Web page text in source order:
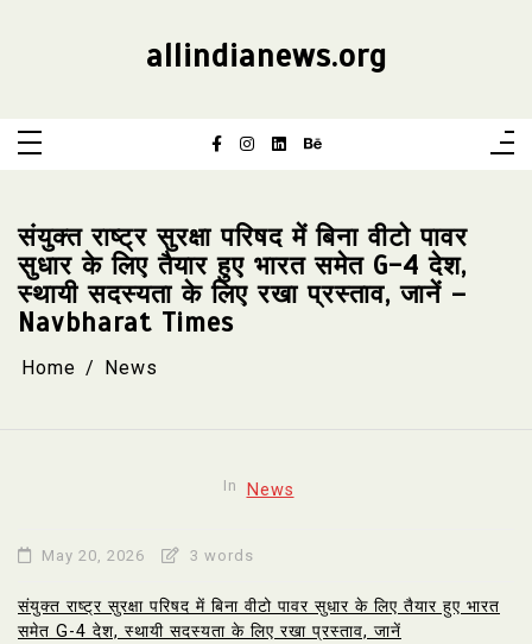
allindianews.org
संयुक्त राष्ट्र सुरक्षा परिषद में बिना वीटो पावर
सुधार के लिए तैयार हुए भारत समेत G-4 देश,
स्थायी सदस्यता के लिए रखा प्रस्ताव, जानें –
Navbharat Times
Home News
In News
May 20, 2026 3 words
संयुक्त राष्ट्र सुरक्षा परिषद में बिना वीटो पावर सुधार के लिए तैयार हुए भारत
समेत G-4 देश, स्थायी सदस्यता के लिए रखा प्रस्ताव, जानें